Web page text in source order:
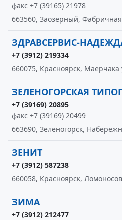
факс +7 (39165) 21978
663560, Заозерный,
ЗДРАВСЕРВИС-
+7 (3912) 219334
660075, Красноярск, Маерчака
ЗЕЛЕНОГОРСКАЯ
+7 (39169) 20895
факс +7 (39169) 20499
663690, Зеленогорск,
ЗЕНИТ
+7 (3912) 587238
660058, Красноярск,
ЗИМА
+7 (3912) 212477